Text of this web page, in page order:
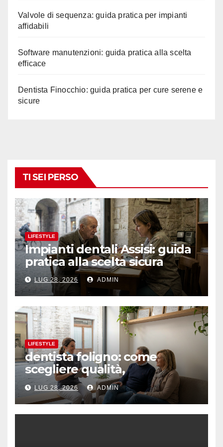
Valvole di sequenza: guida pratica per impianti
affidabili
Software manutenzioni: guida pratica alla scelta
efficace
Dentista Finocchio: guida pratica per cure serene e
sicure
TI SEI PERSO
LIFESTYLE
Impianti dentali Assisi: guida
pratica alla scelta sicura
LUG 28, 2026 ADMIN
LIFESTYLE
dentista foligno: come
scegliere qualità,
prevenzione e fiducia
LUG 28, 2026 ADMIN